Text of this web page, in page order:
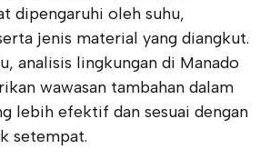
dipengaruhi oleh suhu,
jenis material yang diangkut.
analisis lingkungan di Manado
wawasan tambahan dalam
lebih efektif dan sesuai dengan
setempat.